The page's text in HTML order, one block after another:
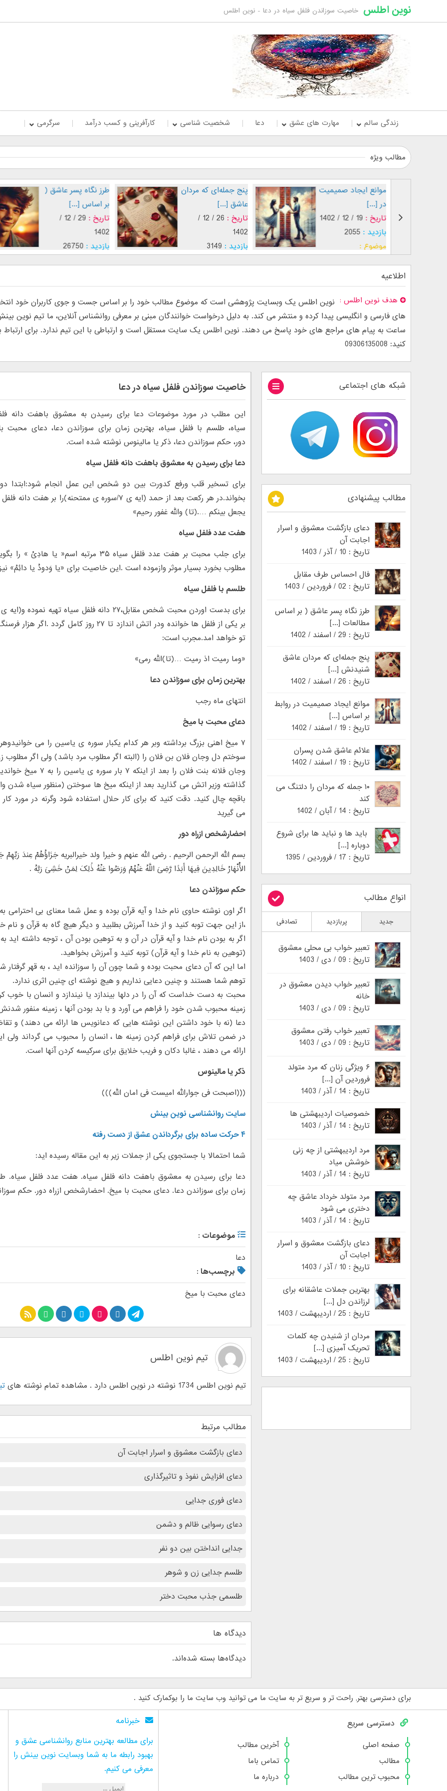
نوین اطلس خاصیت سوزاندن فلفل سیاه در دعا - نوین اطلس
زندگی سالم مهارت های عشق دعا شخصیت شناسی کارآفرینی و کسب درآمد سرگرمی
مطالب ویژه
طرز نگاه پسر عاشق (
بر اساس [...]
تاریخ :
29 / 12 /
1402
بازدید : 26750
پنج جمله‌ای که مردان
عاشق [...]
تاریخ :
26 / 12 /
1402
بازدید : 3149
موانع ایجاد صمیمیت
در [...]
تاریخ : 19 / 12 / 1402
بازدید : 2055
موضوع :
اطلاعیه
هدف نوین اطلس
نوین اطلس یک وبسایت پژوهشی است که موضوع مطالب خود را بر اساس جست و جوی کاربران خود
ساعت به پیام های مراجع های خود پاسخ می دهند. نوین اطلس یک سایت مستقل است و ارتباطی با این تیم ندارد. برای ارتباط با
کنید: 09306135008
خاصیت سوزاندن فلفل سیاه در دعا
این مطلب در مورد موضوعات دعا برای رسیدن به معشوق باهفت دانه
سیاه، طلسم با فلفل سیاه، بهترین زمان برای سوزاندن دعا، دعای محبت
دور، حکم سوزاندن دعا، ذکر یا مالینوس نوشته شده است.
دعا برای رسیدن به معشوق باهفت دانه فلفل سیاه
برای تسخیر قلب ورفع کدورت بین دو شخص این عمل انجام شود:ابتدا
بخواند.در هر رکعت بعد از حمد (ایه ی ۷/سوره ی ممتحنه)را
یجعل بینکم ….(تا) والله غفور رحیم»
هفت عدد فلفل سیاه
برای جلب محبت بر هفت عدد فلفل سیاه ۳۵ مرتبه
مطلوب بخورد بسیار موثر وازموده است .این خاصیت برای «یا وَدودُ یا دائِمُ»
طلسم با فلفل سیاه
بر یکی از فلفل ها خوانده ودر اتش اندازد تا ۲۷ روز
تو خواهد امد.مجرب است:
«وما رمیت اذ رمیت …(تا)الله رمی»
بهترین زمان برای سوزاندن دعا
انتهای ماه رجب
دعای محبت با میخ
۷ میخ اهنی بزرگ برداشته وبر هر کدام یکبار سوره ی یاسین را می
سوختم دل وجان فلان بن فلان را (البته اگر مطلوب مرد باشد) ولی اگر
وجان فلانه بنت فلان را بعد
گذاشته وزیر اتش می گذارید بعد از اینکه میخ ها سوختن (منظور سیاه شدن
باقچه چال کنید. دقت کنید که برای کار حلال استفاده شود وگرنه در مورد
می گیرید
احضارشخص ازراه دور
بسم الله الرحمن الرحیم . رضی الله عنهم و خیرا ولد خیرالبریه جَزَاؤُهُمْ عِندَ
الْأَنْهَارُ خَالِدِینَ فِیهَا أَبَدًا رَّضِیَ اللَّهُ عَنْهُمْ وَرَضُوا عَنْهُ ذَٰلِکَ لِمَنْ خَشِیَ رَبَّهُ .
حکم سوزاندن دعا
اگر اون نوشته حاوی نام خدا و آیه قرآن بوده و عمل شما معنای بی احترامی
،از این جهت توبه کنید و از خدا آمرزش بطلبید و دیگر هیچ گاه به قرآن و
اگر به بودن نام خدا و آیه قرآن در آن و به توهین بودن آن ، توجه داشته اید
(توهین به نام خدا و آیه قرآن) توبه کنید و آمرزش بخواهید.
اما این که آن دعای محبت بوده و شما چون آن را سوزانده اید ، به قهر
توهم شما هستند و چنین دعایی نداریم و هیچ نوشته ای چنین اثری ندارد.
محبت به دست خداست که آن را در دلها بیندازد یا نیندازد و انسان با خوب
زمینه محبوب شدن خود را فراهم می آورد و با بد بودن آنها ، زمینه منفور
دعا (نه با خود داشتن این نوشته هایی که دعانویس ها ارائه می دهند) و
در ضمن تلاش برای فراهم کردن زمینه ها ، انسان را محبوب می گرداند ولی
ارائه می دهند ، غالبا دکان و فریب خلایق برای سرکیسه کردن آنها است.
ذکر یا مالینوس
(((اصبحت فی جوارالله امیست فی امان الله)))
سایت روانشناسی نوین بینش
۴ حرکت ساده برای برگرداندن عشق از دست رفته
شما احتمالا با جستجوی یکی از جملات زیر به این مقاله رسیده اید:
دعا برای رسیدن به معشوق باهفت دانه فلفل سیاه. هفت عدد فلفل سیاه.
زمان برای سوزاندن دعا. دعای محبت با میخ. احضارشخص ازراه دور. حکم
موضوعات :
دعا
برچسب‌ها :
دعای محبت با میخ
تیم نوین اطلس
تیم نوین اطلس 1734 نوشته در نوین اطلس دارد . مشاهده تمام نوشته های
مطالب مرتبط
دعای بازگشت معشوق و اسرار اجابت آن
دعای افزایش نفوذ و تاثیرگذاری
دعای فوری جدایی
دعای رسوایی ظالم و دشمن
جدایی انداختن بین دو نفر
طلسم جدایی زن و شوهر
طلسمی جذب محبت دختر
دیدگاه ها
دیدگاه‌ها بسته شده‌اند.
شبکه های اجتماعی
مطالب پیشنهادی
دعای بازگشت معشوق و اسرار
اجابت آن
تاریخ : 10 / آذر / 1403
فال احساس طرف مقابل
تاریخ : 02 / فروردین / 1403
طرز نگاه پسر عاشق ( بر اساس
مطالعات [...]
تاریخ : 29 / اسفند / 1402
پنج جمله‌ای که مردان عاشق
شنیدنش [...]
تاریخ : 26 / اسفند / 1402
موانع ایجاد صمیمیت در روابط
بر اساس [...]
تاریخ : 19 / اسفند / 1402
علائم عاشق شدن پسران
تاریخ : 19 / اسفند / 1402
۱۰ جمله که مردان را دلتنگ می
کند
تاریخ : 14 / آبان / 1402
باید ها و نباید ها برای شروع
دوباره [...]
تاریخ : 17 / فروردین / 1395
انواع مطالب
جدید پربازدید تصادفی
تعبیر خواب بی محلی معشوق
تاریخ : 09 / دی / 1403
تعبیر خواب دیدن معشوق در
خانه
تاریخ : 09 / دی / 1403
تعبیر خواب رفتن معشوق
تاریخ : 09 / دی / 1403
۶ ویژگی زنان که مرد متولد
فروردین آن [...]
تاریخ : 14 / آذر / 1403
خصوصیات اردیبهشتی ها
تاریخ : 14 / آذر / 1403
مرد اردیبهشتی از چه زنی
خوشش میاد
تاریخ : 14 / آذر / 1403
مرد متولد خرداد عاشق چه
دختری می شود
تاریخ : 14 / آذر / 1403
دعای بازگشت معشوق و اسرار
اجابت آن
تاریخ : 10 / آذر / 1403
بهترین جملات عاشقانه برای
لرزاندن دل [...]
تاریخ : 25 / اردیبهشت / 1403
مردان از شنیدن چه کلمات
تحریک آمیزی [...]
تاریخ : 25 / اردیبهشت / 1403
برای دسترسی بهتر, راحت تر و سریع تر به سایت ما می توانید وب سایت ما را بوکمارک کنید .
دسترسی سریع
صفحه اصلی
آخرین مطالب
مطالب
تماس باما
محبوب ترین مطالب
درباره ما
خبرنامه
برای مطالعه بهترین منابع روانشناسی عشق و
بهبود رابطه ما به شما وبسایت نوین بینش را
معرفی می کنیم.